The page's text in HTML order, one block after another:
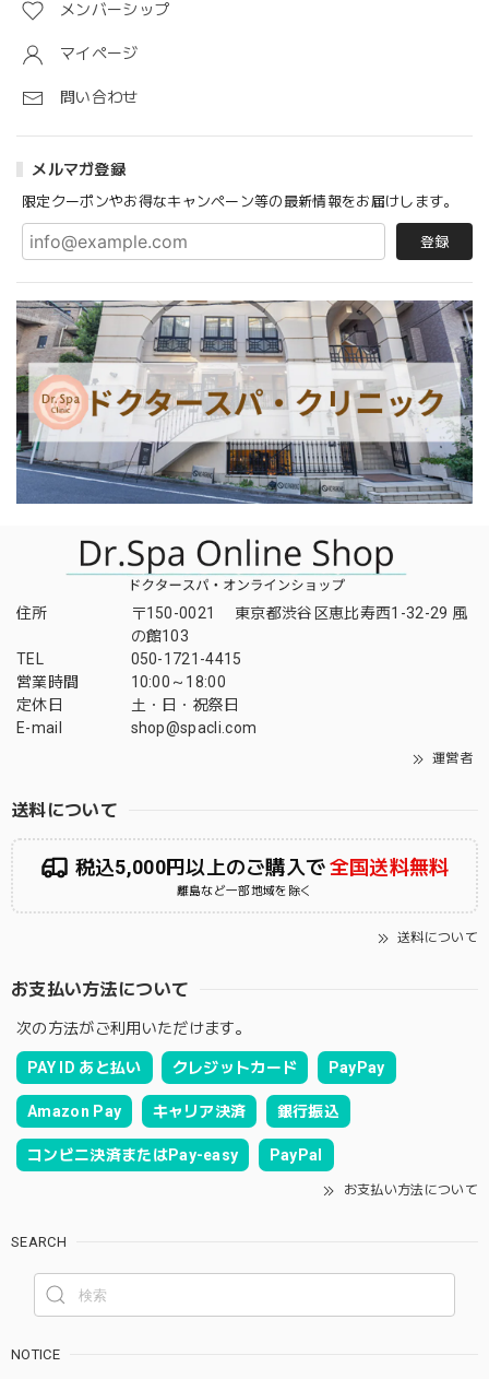
メンバーシップ
マイページ
問い合わせ
メルマガ登録
限定クーポンやお得なキャンペーン等の最新情報をお届けします。
登録
住所
〒150-0021 東京都渋谷区恵比寿西1-32-29 風
の館103
TEL
050-1721-4415
営業時間
10:00～18:00
定休日
土・日・祝祭日
E-mail
shop@spacli.com
運営者
送料について
税込5,000円以上のご購入で全国送料無料
離島など一部地域を除く
送料について
お支払い方法について
次の方法がご利用いただけます。
PAY ID あと払い クレジットカード PayPay
Amazon Pay キャリア決済 銀行振込
コンビニ決済またはPay-easy PayPal
お支払い方法について
SEARCH
NOTICE